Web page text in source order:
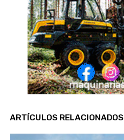
ARTÍCULOS RELACIONADOS